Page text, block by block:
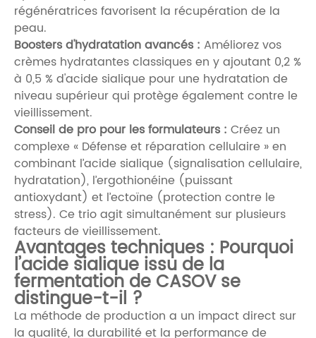
régénératrices favorisent la récupération de la
peau.
Boosters d'hydratation avancés : Améliorez vos
crèmes hydratantes classiques en y ajoutant 0,2 %
à 0,5 % d'acide sialique pour une hydratation de
niveau supérieur qui protège également contre le
vieillissement.
Conseil de pro pour les formulateurs : Créez un
complexe « Défense et réparation cellulaire » en
combinant l’acide sialique (signalisation cellulaire,
hydratation), l’ergothionéine (puissant
antioxydant) et l’ectoïne (protection contre le
stress). Ce trio agit simultanément sur plusieurs
facteurs de vieillissement.
Avantages techniques : Pourquoi
l’acide sialique issu de la
fermentation de CASOV se
distingue-t-il ?
La méthode de production a un impact direct sur
la qualité, la durabilité et la performance de